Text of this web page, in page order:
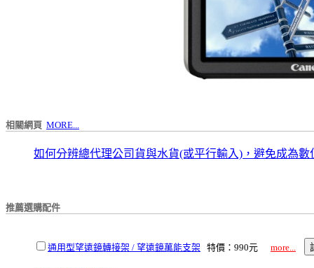
相關網頁 MORE...
如何分辨總代理公司貨與水貨(或平行輸入)，避免成為數
推薦選購配件
通用型望遠鏡轉接架 / 望遠鏡萬能支架 特價：990元 more...